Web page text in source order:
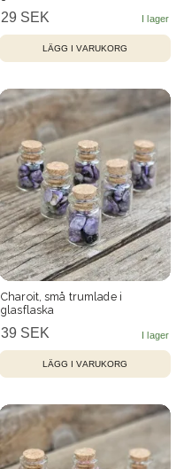
29 SEK
Charoit, små trumlade i
glasflaska
39 SEK